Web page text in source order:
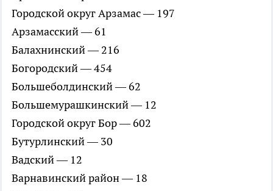
Городской округ Арзамас — 197
Арзамасский — 61
Балахнинский — 216
Богородский — 454
Большеболдинский — 62
Большемурашкинский — 12
Городской округ Бор — 602
Бутурлинский — 30
Вадский — 12
Варнавинский район — 18